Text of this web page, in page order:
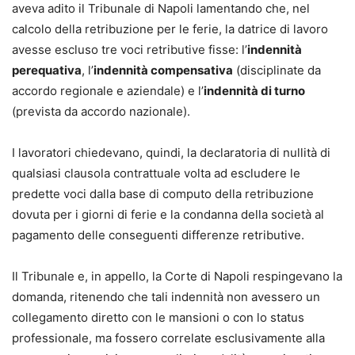
del lavoro e nella vita professionale di ogni giorno.
L’opera si colloca nell’ambito di una collana nella quale,
oltre all’opera dedicata alla cessazione del rapporto di
lavoro (a cura di C. Colosimo), sono già apparsi i volumi
che seguono: Il processo del lavoro (a cura di D. Paliaga);
Lavoro e crisi d’impresa (di M. Belviso); Il Lavoro pubblico
e M.C. Cataudella).
Vincenzo Ferrante
Università Cattolica di Milano, direttore del Master in
Consulenza del lavoro e direzione del personale (MUCL);
Mirko Altimari
Silvia Bertocco
Università di Padova;
Laura Calafà
Università di Verona;
aveva adito il Tribunale di Napoli lamentando che, nel
calcolo della retribuzione per le ferie, la datrice di lavoro
avesse escluso tre voci retributive fisse: l’indennità
perequativa, l’indennità compensativa (disciplinate da
accordo regionale e aziendale) e l’indennità di turno
(prevista da accordo nazionale).
I lavoratori chiedevano, quindi, la declaratoria di nullità di
qualsiasi clausola contrattuale volta ad escludere le
predette voci dalla base di computo della retribuzione
dovuta per i giorni di ferie e la condanna della società al
pagamento delle conseguenti differenze retributive.
Il Tribunale e, in appello, la Corte di Napoli respingevano la
domanda, ritenendo che tali indennità non avessero un
collegamento diretto con le mansioni o con lo status
professionale, ma fossero correlate esclusivamente alla